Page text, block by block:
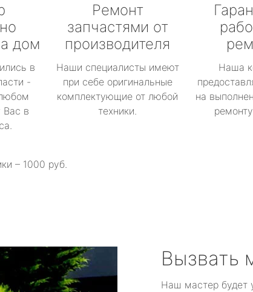
дом
в
-
Вас в
Ремонт
запчастями от
производителя
Наши специалисты имеют
при себе оригинальные
комплектующие от любой
техники.
Наша
на
– 1000 руб.
Вызвать
Наш мастер будет